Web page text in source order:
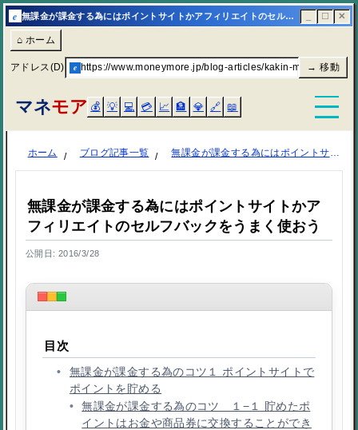
e 無課金が課金する為にはポイントサイトかアフィリエイトのセルフバックをうまく使おう | マネモア ☐ ✕
⌂ ホーム
アドレス(D) e https://www.moneymore.jp/blog-articles/kakin-mukakin/
→ 移動
マネモア 💰 💡 💻 💳 📈 🏦 💎 🔗 📖
ホーム ブログ記事一覧 無課金が課金する為にはポイントサイトかアフィリエイトのセルフバックをうまく使おう
無課金が課金する為にはポイントサイトかア
フィリエイトのセルフバックをうまく使おう
公開日: 2016/3/28
目次
無課金が課金する為のコツ１ ポイントサイトで
ポイントを貯める
無課金が課金する為のコツ １−１ 貯めたポ
イントはお金や商品券に交換することができ